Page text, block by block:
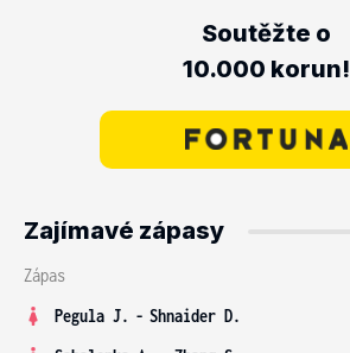
Soutěžte o
10.000 korun!
Zajímavé zápasy
Zápas
Pegula J. - Shnaider D.